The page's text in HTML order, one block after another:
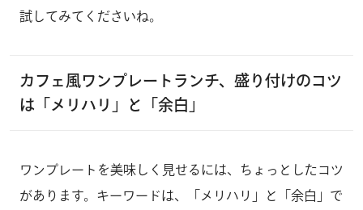
試してみてくださいね。
カフェ風ワンプレートランチ、盛り付けのコツ
は「メリハリ」と「余白」
ワンプレートを美味しく見せるには、ちょっとしたコツ
があります。キーワードは、「メリハリ」と「余白」で